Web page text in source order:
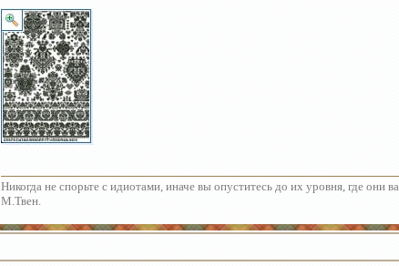
Никогда не спорьте с идиотами, иначе вы опуститесь до их уровня, где они
М.Твен.